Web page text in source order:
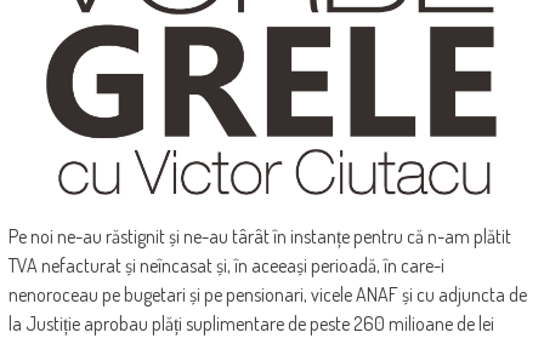
Pe noi ne-au răstignit și ne-au târât în instanțe pentru că n-am plătit
TVA nefacturat și neîncasat și, în aceeași perioadă, în care-i
nenoroceau pe bugetari și pe pensionari, vicele ANAF și cu adjuncta de
la Justiție aprobau plăți suplimentare de peste 260 milioane de lei